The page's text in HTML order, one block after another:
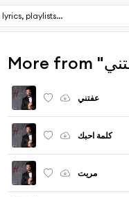
عفتني
كلمة احبك
مريت